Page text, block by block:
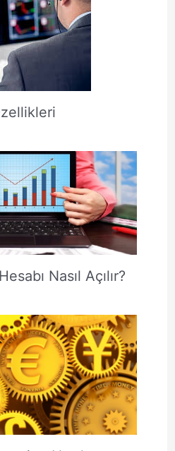
Nasıl Açılır?